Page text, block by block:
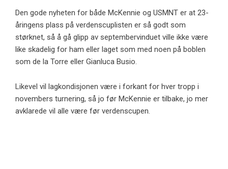
Den gode nyheten for både McKennie og USMNT er at 23-
åringens plass på verdenscuplisten er så godt som
størknet, så å gå glipp av septembervinduet ville ikke være
like skadelig for ham eller laget som med noen på boblen
som de la Torre eller Gianluca Busio.
Likevel vil lagkondisjonen være i forkant for hver tropp i
novembers turnering, så jo før McKennie er tilbake, jo mer
avklarede vil alle være før verdenscupen.